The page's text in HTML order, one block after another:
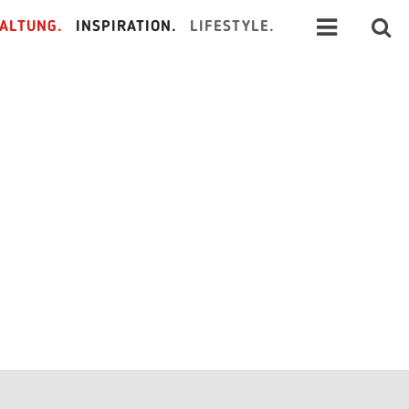
INSPIRATION. LIFESTYLE.